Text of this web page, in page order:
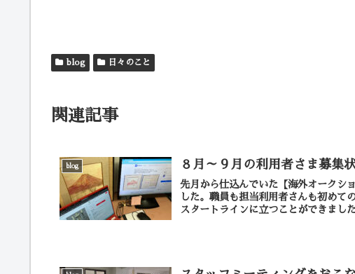
blog 日々のこと
関連記事
blog ８月～９月の利用者さま募集
先月から仕込んでいた【海外オークシ
した。職員も担当利用者さんも初めて